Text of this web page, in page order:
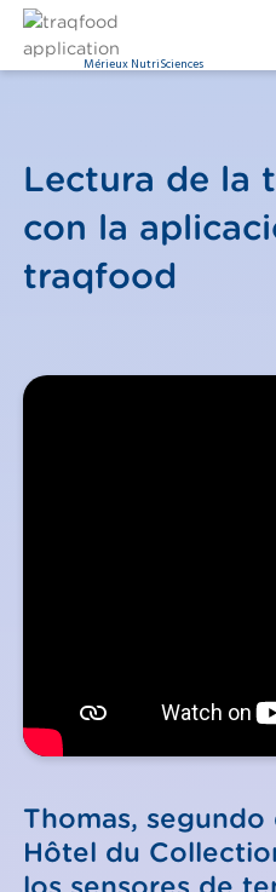
Mérieux NutriSciences
Lectura de la
con la
traqfood
Thomas,
Hôtel du
los sensores de